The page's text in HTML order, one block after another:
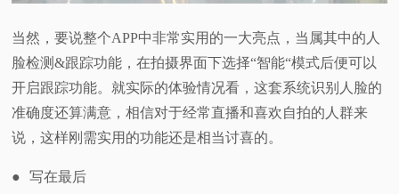
当然，要说整个APP中非常实用的一大亮点，当属其中的人
脸检测&跟踪功能，在拍摄界面下选择“智能“模式后便可以
开启跟踪功能。就实际的体验情况看，这套系统识别人脸的
准确度还算满意，相信对于经常直播和喜欢自拍的人群来
说，这样刚需实用的功能还是相当讨喜的。
● 写在最后